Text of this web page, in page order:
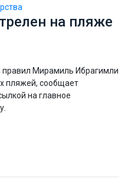
на пляже
Мирамиль Ибрагимли
пляжей, сообщает
на главное